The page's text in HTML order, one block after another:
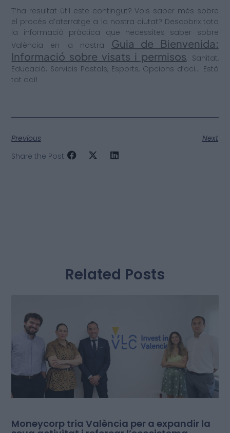
T’ha resultat útil este contingut? Vols saber més sobre
el procés d’aterratge a la nostra ciutat? Descobrix tota
la informació pràctica que necessites saber sobre
València en la nostra Guia de Bienvenida:
Informació sobre visats i permisos, Sanitat,
Educació, Servicis Postals, Esports, Opcions d’oci… Està
tot ací!
Previous
Next
Share the Post:
Related Posts
Moneycorp tria València per a expandir la